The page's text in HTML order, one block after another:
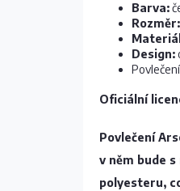
Barva:
Rozměr:
Design:
Oficiální
Povlečení
v něm bude
polyesteru,